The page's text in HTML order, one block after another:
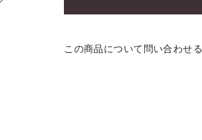
この商品について問い合わせる